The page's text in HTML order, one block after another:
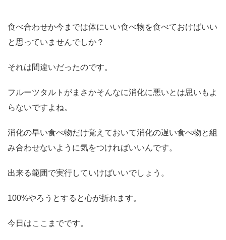
食べ合わせか今までは体にいい食べ物を食べておけばいい
と思っていませんでしか？
それは間違いだったのです。
フルーツタルトがまさかそんなに消化に悪いとは思いもよ
らないですよね。
消化の早い食べ物だけ覚えておいて消化の遅い食べ物と組
み合わせないように気をつければいいんです。
出来る範囲で実行していけばいいでしょう。
100%やろうとすると心が折れます。
今日はここまでです。